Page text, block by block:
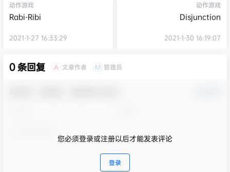
动作游戏
Rabi-Ribi
2021-1-27 16:33:29
动作游戏
Disjunction
2021-1-30 16:19:07
0 条回复 A 文章作者 M 管理员
您必须登录或注册以后才能发表评论
登录